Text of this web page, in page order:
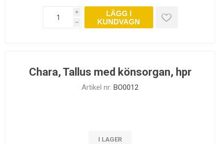
i
h
LÄGG I
KUNDVAGN
Chara, Tallus med könsorgan, hpr
Artikel nr: BO0012
I LAGER